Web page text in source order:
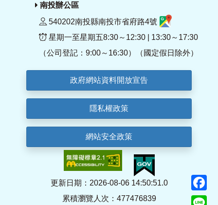
南投辦公區
540202南投縣南投市省府路4號
星期一至星期五8:30～12:30 | 13:30～17:30
（公司登記：9:00～16:30）（國定假日除外）
政府網站資料開放宣告
隱私權政策
網站安全政策
更新日期：2026-08-06 14:50:51.0
累積瀏覽人次：477476839